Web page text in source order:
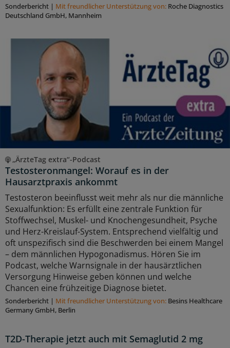
Sonderbericht | Mit freundlicher Unterstützung von: Roche Diagnostics
Deutschland GmbH, Mannheim
„ÄrzteTag extra“-Podcast
Testosteronmangel: Worauf es in der
Hausarztpraxis ankommt
Testosteron beeinflusst weit mehr als nur die männliche
Sexualfunktion: Es erfüllt eine zentrale Funktion für
Stoffwechsel, Muskel- und Knochengesundheit, Psyche
und Herz-Kreislauf-System. Entsprechend vielfältig und
oft unspezifisch sind die Beschwerden bei einem Mangel
– dem männlichen Hypogonadismus. Hören Sie im
Podcast, welche Warnsignale in der hausärztlichen
Versorgung Hinweise geben können und welche
Chancen eine frühzeitige Diagnose bietet.
Sonderbericht | Mit freundlicher Unterstützung von: Besins Healthcare
Germany GmbH, Berlin
T2D-Therapie jetzt auch mit Semaglutid 2 mg